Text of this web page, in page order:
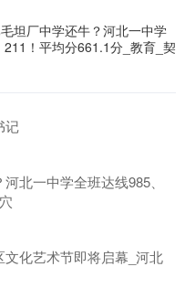
坦厂中学还牛？河北一中学
！平均分661.1分_教育_契
记
北一中学全班达线985、
化艺术节即将启幕_河北